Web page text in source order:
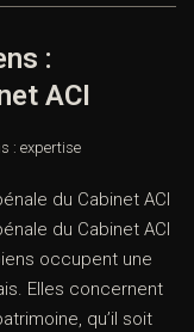
:
ACI
: expertise
du Cabinet ACI
du Cabinet ACI
occupent une
Elles concernent
qu’il soit